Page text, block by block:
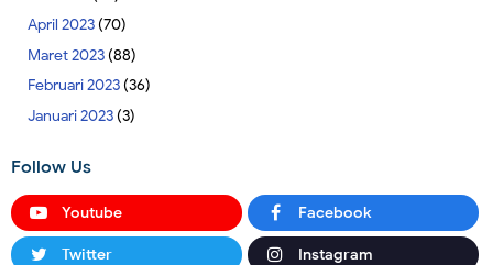
April 2023(70)
Maret 2023(88)
Februari 2023(36)
Januari 2023(3)
Follow Us
Youtube Facebook
Twitter Instagram